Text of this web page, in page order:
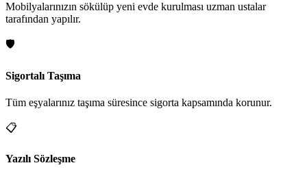
Mobilyalarınızın sökülüp yeni evde kurulması uzman ustalar
tarafından yapılır.
🛡️
Sigortalı Taşıma
Tüm eşyalarınız taşıma süresince sigorta kapsamında korunur.
📋
Yazılı Sözleşme